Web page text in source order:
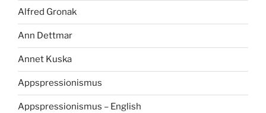
Alfred Gronak
Ann Dettmar
Annet Kuska
Appspressionismus
Appspressionismus – English